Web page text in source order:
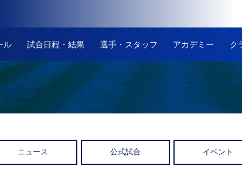
ル 試合日程・結果 選手・スタッフ アカデミー ク
ニュース 公式試合 イベント